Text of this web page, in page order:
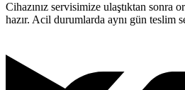
Cihazınız servisimize ulaştıktan sonra
hazır. Acil durumlarda aynı gün teslim